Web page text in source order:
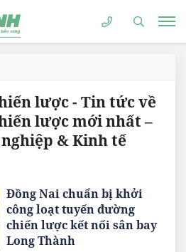
lược - Tin tức về
lược mới nhất –
& Kinh tế
Đồng Nai chuẩn bị khởi
công loạt tuyến đường
chiến lược kết nối sân bay
Long Thành